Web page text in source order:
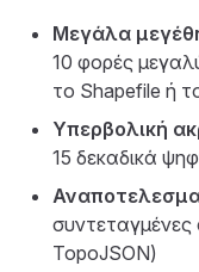
Μεγάλα
10 φορές
το Shapefile ή
Υπερβολική
15 δεκαδικά
συντεταγμένες
TopoJSON)